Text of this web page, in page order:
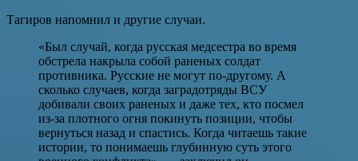
Тагиров напомнил и другие случаи.
«Был случай, когда русская медсестра во время
обстрела накрыла собой раненых солдат
противника. Русские не могут по-другому. А
сколько случаев, когда заградотряды ВСУ
добивали своих раненых и даже тех, кто посмел
из-за плотного огня покинуть позиции, чтобы
вернуться назад и спастись. Когда читаешь такие
истории, то понимаешь глубинную суть этого